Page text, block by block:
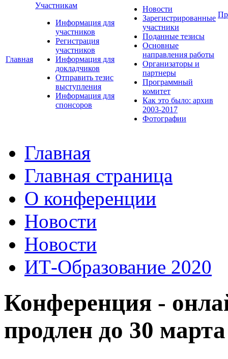
Главная
Участникам
Информация для
участников
Регистрация
участников
Информация для
докладчиков
Отправить тезис
выступления
Информация для
спонсоров
Новости
Зарегистрированные
участники
Поданные тезисы
Основные
направления работы
Организаторы и
партнеры
Программный
комитет
Как это было: архив
2003-2017
Фотографии
Главная
Главная страница
О конференции
Новости
Новости
ИТ-Образование 2020
Конференция -
продлен до 30 марта